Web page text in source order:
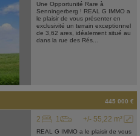
Une Opportunité Rare à
Senningerberg ! REAL G IMMO a
le plaisir de vous présenter en
exclusivité un terrain exceptionnel
de 3,62 ares, idéalement situé au
dans la rue des Rés...
445 000 €
+/- 55,22 m²
2 1
REAL G IMMO a le plaisir de vous